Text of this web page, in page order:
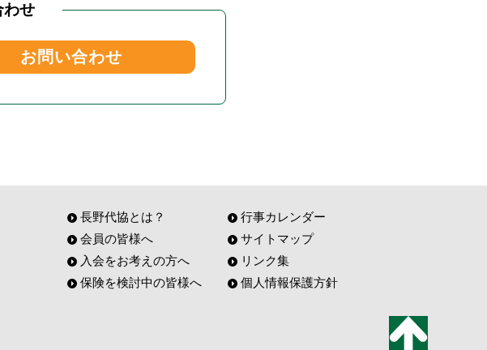
お問い合わせ
わせ
行事カレンダー
サイトマップ
リンク集
個人情報保護方針
長野代協とは？
会員の皆様へ
入会をお考えの方へ
保険を検討中の皆様へ